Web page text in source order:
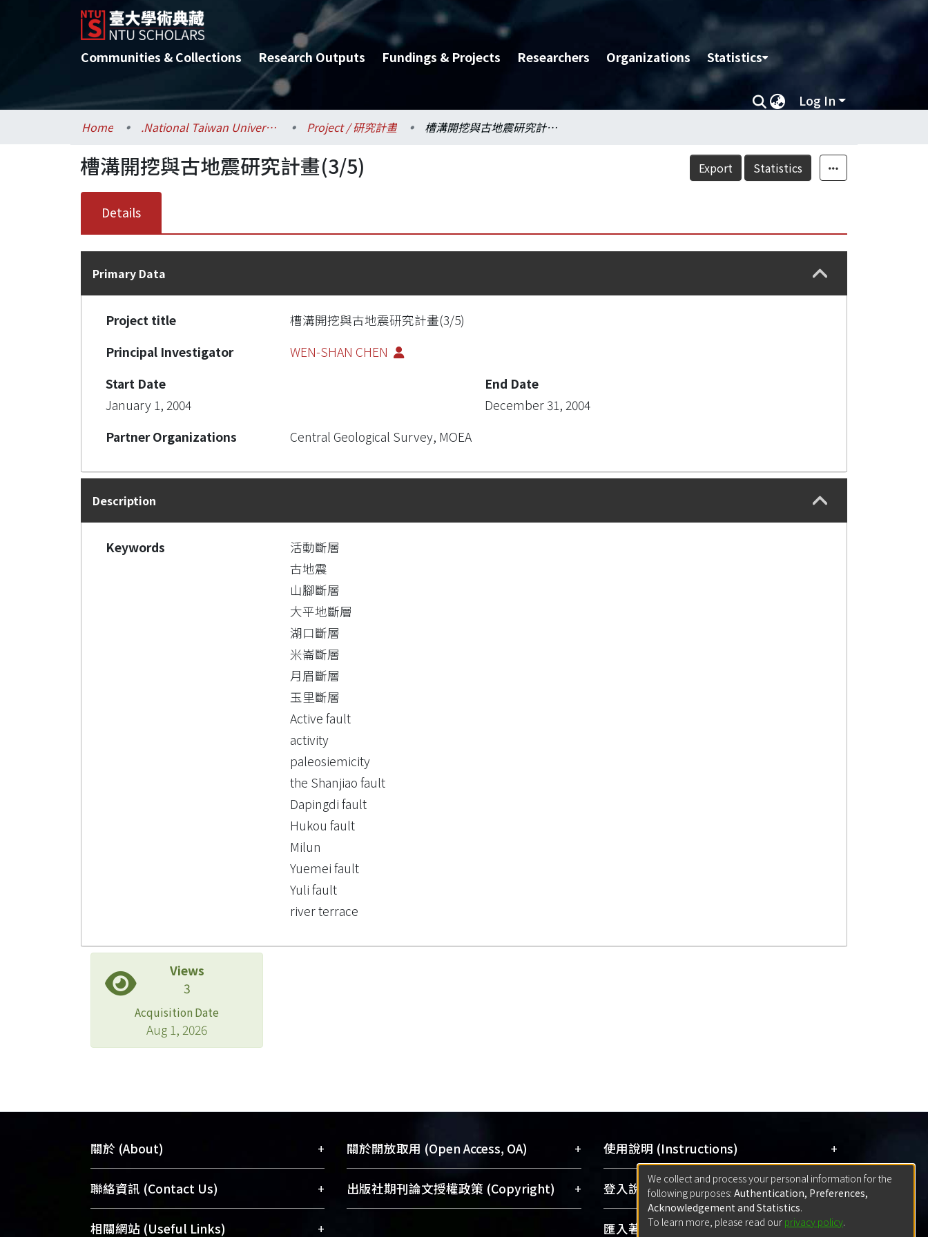
Communities & Collections Research Outputs Fundings & Projects Researchers Organizations Statistics
Log In
Home .National Taiwan University / 國立臺灣大學 Project / 研究計畫 槽溝開挖與古地震研究計畫(3/5)
Export Statistics
槽溝開挖與古地震研究計畫(3/5)
Details
Primary Data
Project title
槽溝開挖與古地震研究計畫(3/5)
Principal Investigator
WEN-SHAN CHEN
Start Date
January 1, 2004
End Date
December 31, 2004
Partner Organizations
Central Geological Survey, MOEA
Description
Keywords
活動斷層
古地震
山腳斷層
大平地斷層
湖口斷層
米崙斷層
月眉斷層
玉里斷層
Active fault
activity
paleosiemicity
the Shanjiao fault
Dapingdi fault
Hukou fault
Milun
Yuemei fault
Yuli fault
river terrace
Views
3
Acquisition Date
Aug 1, 2026
關於 (About) +
臺大位居世界頂尖大學之列，為永久珍藏
及向國際展現本校豐碩的研究成果及學術
能量，圖書館整合機構典藏（NTUR）與學
聯絡資訊 (Contact Us) +
總館學科館員(Main Library)
相關網站 (Useful Links) +
關於開放取用 (Open Access, OA) +
開放取用是從使用者角度提升資訊取用性
的社會運動，應用在學術研究上是透過將
出版社期刊論文授權政策 (Copyright) +
使用說明 (Instructions) +
網站簡介(Quickstart Guide)
使用手冊(Instruction Manual)
線上預約服務(Booking Service)
登入說明 (Sign-in) +
方案一：臺灣大學計算機中心帳號登入
匯入著作 (Submission) +
We collect and process your personal information for the
following purposes: Authentication, Preferences,
Acknowledgement and Statistics.
To learn more, please read our privacy policy.